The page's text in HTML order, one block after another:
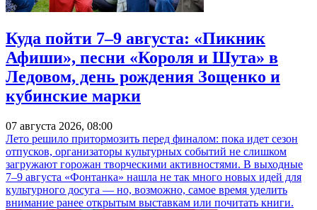
Куда пойти 7–9 августа: «Пикник
Афиши», песни «Короля и Шута» в
Ледовом, день рождения Зощенко и
кубинские марки
07 августа 2026, 08:00
Лето решило притормозить перед финалом: пока идет сезон
отпусков, организаторы культурных событий не слишком
загружают горожан творческими активностями. В выходные
7–9 августа «Фонтанка» нашла не так много новых идей для
культурного досуга — но, возможно, самое время уделить
внимание ранее открытым выставкам или почитать книги.